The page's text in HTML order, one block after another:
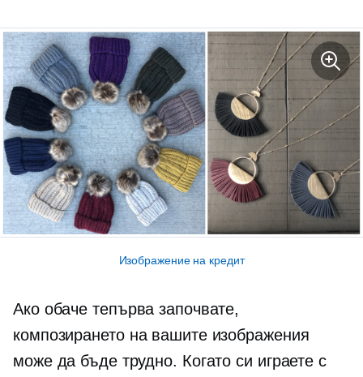
Изображение на кредит
Ако обаче тепърва започвате,
композирането на вашите изображения
може да бъде трудно. Когато си играете с